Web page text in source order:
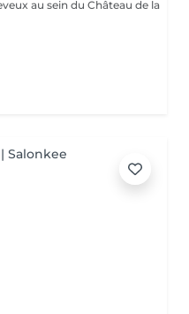
au sein du Château de la